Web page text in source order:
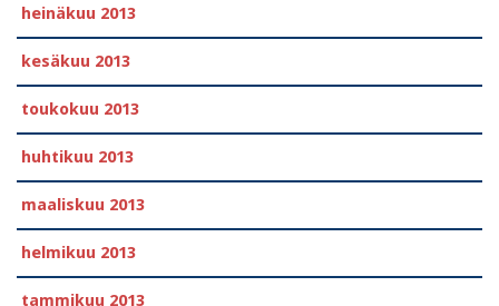
heinäkuu 2013
kesäkuu 2013
toukokuu 2013
huhtikuu 2013
maaliskuu 2013
helmikuu 2013
tammikuu 2013